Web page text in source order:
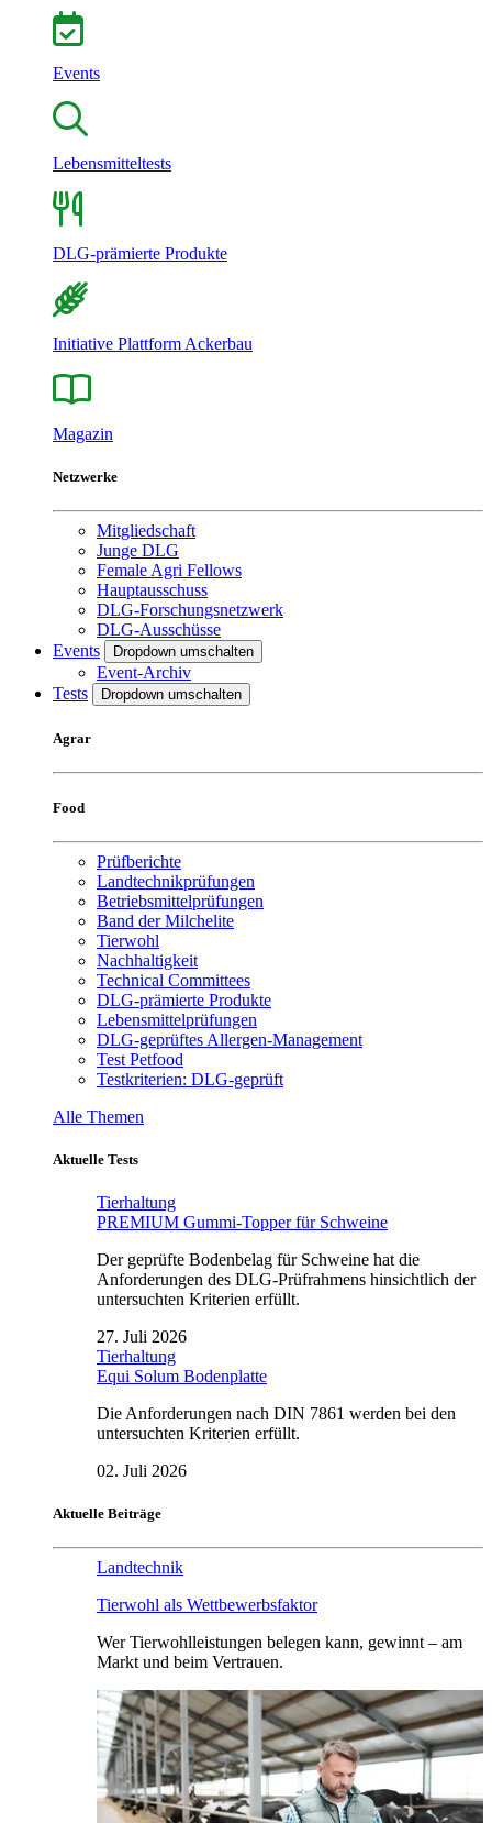
Events
Lebensmitteltests
DLG-prämierte Produkte
Initiative Plattform Ackerbau
Magazin
Netzwerke
Mitgliedschaft
Junge DLG
Female Agri Fellows
Hauptausschuss
DLG-Forschungsnetzwerk
DLG-Ausschüsse
Events
Dropdown umschalten
Event-Archiv
Tests
Dropdown umschalten
Agrar
Food
Prüfberichte
Landtechnikprüfungen
Betriebsmittelprüfungen
Band der Milchelite
Tierwohl
Nachhaltigkeit
Technical Committees
DLG-prämierte Produkte
Lebensmittelprüfungen
DLG-geprüftes Allergen-Management
Test Petfood
Testkriterien: DLG-geprüft
Alle Themen
Aktuelle Tests
Tierhaltung
PREMIUM Gummi-Topper für Schweine
Der geprüfte Bodenbelag für Schweine hat die
Anforderungen des DLG-Prüfrahmens hinsichtlich der
untersuchten Kriterien erfüllt.
27. Juli 2026
Tierhaltung
Equi Solum Bodenplatte
Die Anforderungen nach DIN 7861 werden bei den
untersuchten Kriterien erfüllt.
02. Juli 2026
Aktuelle Beiträge
Landtechnik
Tierwohl als Wettbewerbsfaktor
Wer Tierwohlleistungen belegen kann, gewinnt – am
Markt und beim Vertrauen.